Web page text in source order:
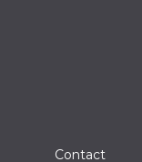
Contact